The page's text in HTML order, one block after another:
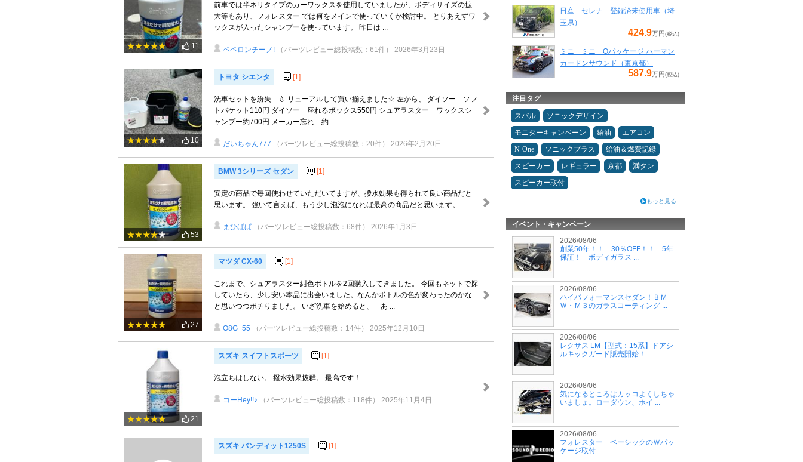
11
前車では半ネリタイプのカーワックスを使用していましたが、ボディサイズの拡
大等もあり、フォレスター では何をメインで使っていくか検討中。 とりあえずワ
ックスが入ったシャンプーを使っています。 昨日は ...
ペペロンチーノ! （パーツレビュー総投稿数：61件） 2026年3月23日
10
トヨタ シエンタ [1]
洗車セットを紛失…💧 リューアルして買い揃えました☆ 左から、 ダイソー ソフ
トバケット110円 ダイソー 座れるボックス550円 シュアラスター ワックスシ
ャンプー約700円 メーカー忘れ 約 ...
だいちゃん777 （パーツレビュー総投稿数：20件） 2026年2月20日
53
BMW 3シリーズ セダン [1]
安定の商品で毎回使わせていただいてますが、撥水効果も得られて良い商品だと
思います。 強いて言えば、もう少し泡泡になれば最高の商品だと思います。
まひぱぱ （パーツレビュー総投稿数：68件） 2026年1月3日
27
マツダ CX-60 [1]
これまで、シュアラスター紺色ボトルを2回購入してきました。 今回もネットで探
していたら、少し安い本品に出会いました。なんかボトルの色が変わったのかな
と思いつつポチりました。 いざ洗車を始めると、「あ ...
O8G_55 （パーツレビュー総投稿数：14件） 2025年12月10日
21
スズキ スイフトスポーツ [1]
泡立ちはしない。 撥水効果抜群。 最高です！
コーHey!!♪ （パーツレビュー総投稿数：118件） 2025年11月4日
スズキ バンディット1250S [1]
日産 セレナ 登録済未使用車（埼
玉県）
424.9万円(税込)
ミニ ミニ Oパッケージ ハーマン
カードンサウンド（東京都）
587.9万円(税込)
注目タグ
スバル
ソニックデザイン
モニターキャンペーン
給油
エアコン
N-One
ソニックプラス
給油＆燃費記録
スピーカー
レギュラー 京都
満タン
スピーカー取付
もっと見る
イベント・キャンペーン
2026/08/06
創業50年！！ 30％OFF！！ 5年
保証！ ボディガラス ...
2026/08/06
ハイパフォーマンスセダン！ＢＭ
Ｗ・Ｍ３のガラスコーティング ...
2026/08/06
レクサス LM【型式：15系】ドアシ
ルキックガード販売開始！
2026/08/06
気になるところはカッコよくしちゃ
いましょ。ローダウン、ホイ ...
2026/08/06
フォレスター ベーシックのＷパッ
ケージ取付